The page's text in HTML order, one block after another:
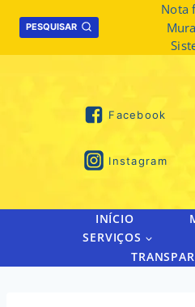
PESQUISAR
Nota
Facebook
Instagram
INÍCIO
SERVIÇOS